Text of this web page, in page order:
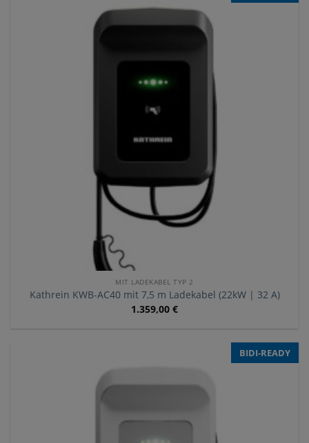
MIT LADEKABEL TYP 2
Kathrein KWB-AC40 mit 7,5 m Ladekabel (22kW | 32 A)
1.359,00 €
BIDI-READY